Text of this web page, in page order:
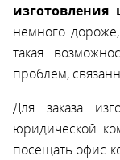
немного
такая
проблем,
Для заказа
юридической
посещать офис